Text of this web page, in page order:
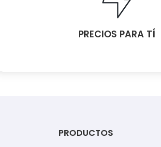
PRECIOS PARA TÍ
PRODUCTOS